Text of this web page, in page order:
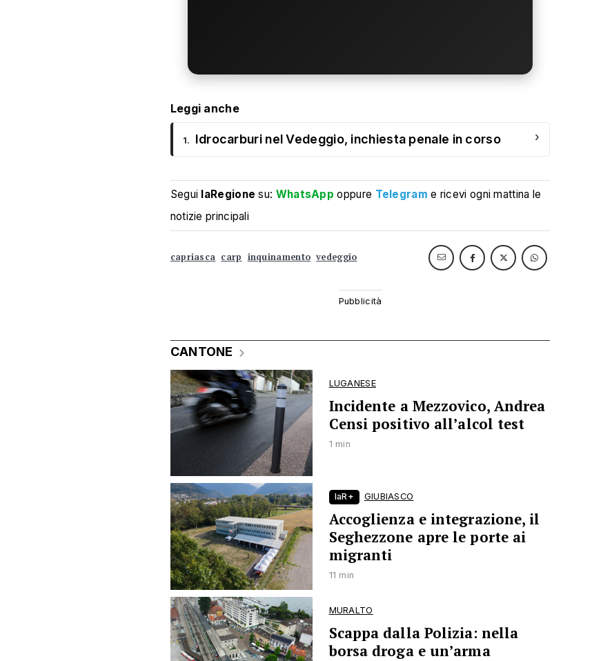
Leggi anche
1. Idrocarburi nel Vedeggio, inchiesta penale in corso ›
Segui laRegione su: WhatsApp oppure Telegram e ricevi ogni mattina le
notizie principali
capriasca carp inquinamento vedeggio
CANTONE
LUGANESE
Incidente a Mezzovico, Andrea
Censi positivo all’alcol test
1 min
laR+ GIUBIASCO
Accoglienza e integrazione, il
Seghezzone apre le porte ai
migranti
11 min
MURALTO
Scappa dalla Polizia: nella
borsa droga e un’arma